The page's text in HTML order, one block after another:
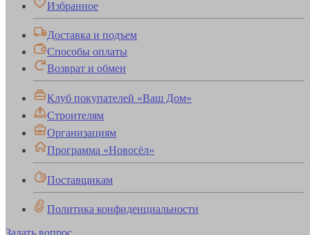
Избранное
Доставка и подъем
Способы оплаты
Возврат и обмен
Клуб покупателей «Ваш Дом»
Строителям
Организациям
Программа «Новосёл»
Поставщикам
Политика конфиденциальности
Задать вопрос